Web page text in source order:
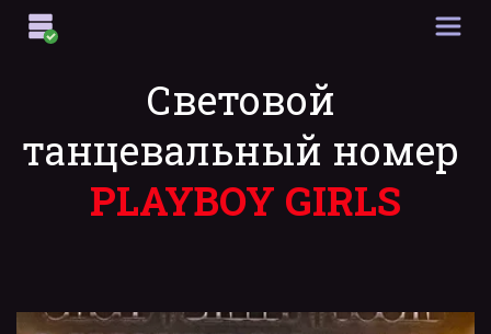
Световой
танцевальный номер
PLAYBOY GIRLS